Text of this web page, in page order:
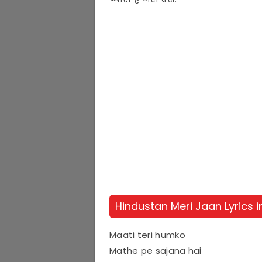
Hindustan Meri Jaan Lyrics
Maati teri humko
Mathe pe sajana hai